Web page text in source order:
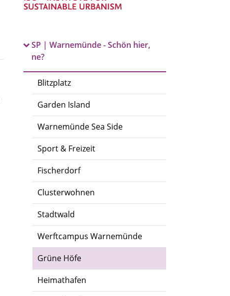
SP | Warnemünde - Schön hier,
ne?
Blitzplatz
Garden Island
Warnemünde Sea Side
Sport & Freizeit
Fischerdorf
Clusterwohnen
Stadtwald
Werftcampus Warnemünde
Grüne Höfe
Heimathafen